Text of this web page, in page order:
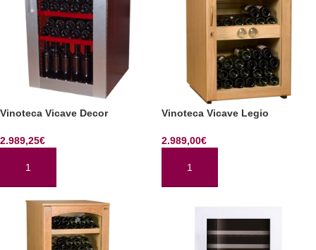
Vinoteca Vicave Decor
2.989,25€
AÑADIR AL CARRITO
Vinoteca Vicave Legio
2.989,00€
AÑADIR AL CARRITO